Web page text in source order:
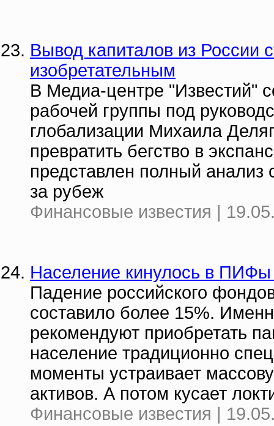
Вывод капиталов из России
изобретательным
В Медиа-центре "Известий"
рабочей группы под
глобализации Михаила
превратить бегство в
представлен полный анализ
за рубеж
Финансовые известия |
Население кинулось в ПИФы
Падение российского
составило более 15%.
рекомендуют приобретать
население традиционно
моменты устраивает
активов. А потом кусает
Финансовые известия |